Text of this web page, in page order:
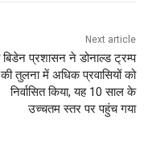
Next article
बिडेन प्रशासन ने डोनाल्ड ट्रम्प
की तुलना में अधिक प्रवासियों को
निर्वासित किया, यह 10 साल के
उच्चतम स्तर पर पहुंच गया